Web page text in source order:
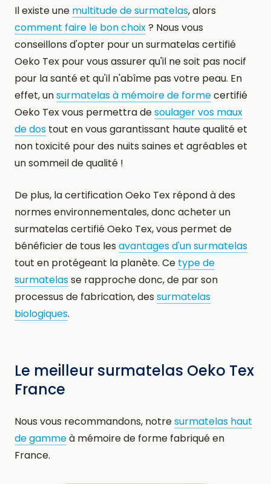
Il existe une multitude de surmatelas, alors
comment faire le bon choix? Nous vous
conseillons d'opter pour un surmatelas certifié
Oeko Tex pour vous assurer qu'il ne soit pas nocif
pour la santé et qu'il n'abîme pas votre peau. En
effet, unsurmatelas à mémoire de formecertifié
Oeko Tex vous permettra desoulager vos maux
de dos tout en vous garantissant haute qualité et
non toxicité pour des nuits saines et agréables et
un sommeil de qualité !
De plus, la certification Oeko Tex répond à des
normes environnementales, donc acheter un
surmatelas certifié Oeko Tex, vous permet de
bénéficier de tous les avantages d'un surmatelas
tout en protégeant la planète. Ce type de
surmatelasse rapproche donc, de par son
processus de fabrication, des surmatelas
biologiques.
Le meilleur surmatelas Oeko Tex
France
Nous vous recommandons, notresurmatelas haut
de gammeà mémoire de forme fabriqué en
France.